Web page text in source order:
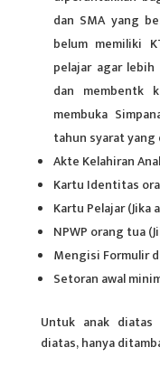
dan SMA yang
belum memiliki
pelajar agar
dan membentk
membuka
tahun syarat
Akte Kelahiran
Kartu Identitas
Kartu Pelajar (Jika
NPWP orang tua
Mengisi Formulir
Setoran awal
Untuk anak
diatas, hanya